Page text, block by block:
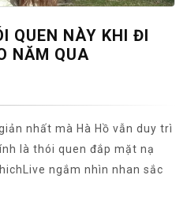
QUEN NÀY KHI ĐI
NĂM QUA
nhất mà Hà Hồ vẫn duy trì
là thói quen đắp mặt nạ
ngắm nhìn nhan sắc